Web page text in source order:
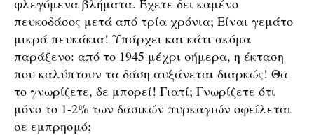
φλεγόμενα βλήματα. Έχετε δει καμένο
πευκοδάσος μετά από τρία χρόνια; Είναι γεμάτο
μικρά πευκάκια! Υπάρχει και κάτι ακόμα
παράξενο: από το 1945 μέχρι σήμερα, η έκταση
που καλύπτουν τα δάση αυξάνεται διαρκώς! Θα
το γνωρίζετε, δε μπορεί! Γιατί; Γνωρίζετε ότι
μόνο το 1-2% των δασικών πυρκαγιών οφείλεται
σε εμπρησμό;